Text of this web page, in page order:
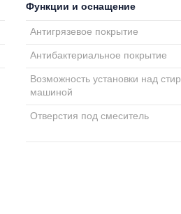
Функции и оснащение
Антигрязевое покрытие
Антибактериальное покрытие
Возможность установки над стир.
машиной
Отверстия под смеситель